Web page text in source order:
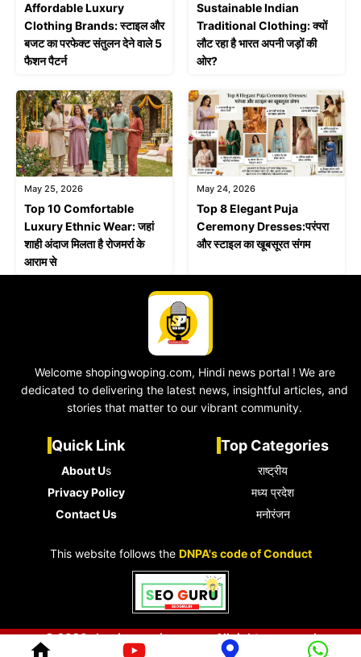
Affordable Luxury
Clothing Brands: स्टाइल और
बजट का परफेक्ट संतुलन देने वाले 5
फैशन पैटर्न
Sustainable Indian
Traditional Clothing: क्यों
लौट रहा है भारत अपनी जड़ों की
ओर?
May 25, 2026
Top 10 Comfortable
Luxury Ethnic Wear: जहां
शाही अंदाज मिलता है रोजमर्रा के
आराम से
May 24, 2026
Top 8 Elegant Puja
Ceremony Dresses:परंपरा
और स्टाइल का खूबसूरत संगम
Welcome shopingwoping.com, Hindi news portal ! We are
dedicated to delivering the latest news, insightful articles, and
stories that matter to our vibrant community.
Quick Link
About Us
Privacy Policy
Contact Us
Top Categories
राष्ट्रीय
मध्य प्रदेश
मनोरंजन
This website follows the DNPA's code of Conduct
© 2026 shopingwoping.com • All rights reserved